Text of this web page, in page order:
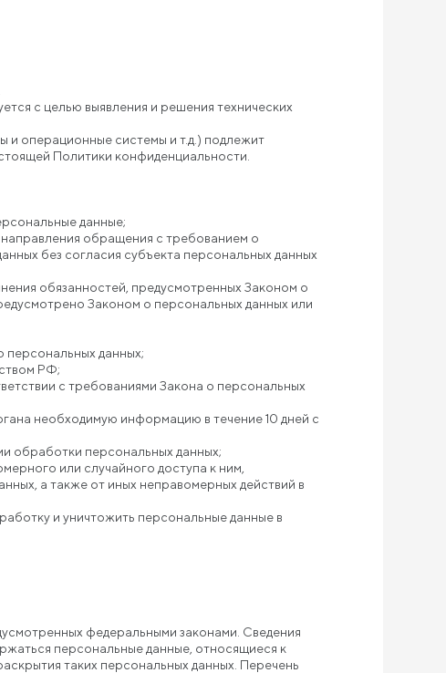
с целью выявления и решения технических
и операционные системы и т.д.) подлежит
Политики конфиденциальности.
данные;
обращения с требованием о
без согласия субъекта персональных данных
обязанностей, предусмотренных Законом о
Законом о персональных данных или
данных;
РФ;
с требованиями Закона о персональных
необходимую информацию в течение 10 дней с
обработки персональных данных;
или случайного доступа к ним,
а также от иных неправомерных действий в
и уничтожить персональные данные в
федеральными законами. Сведения
персональные данные, относящиеся к
таких персональных данных. Перечень